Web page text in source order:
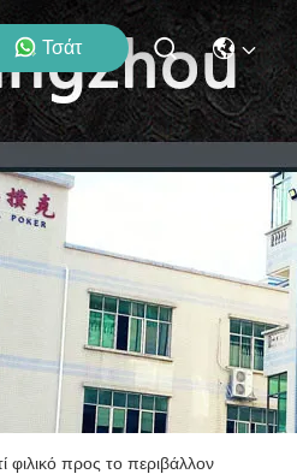
Τσάτ
φιλικό προς το περιβάλλον